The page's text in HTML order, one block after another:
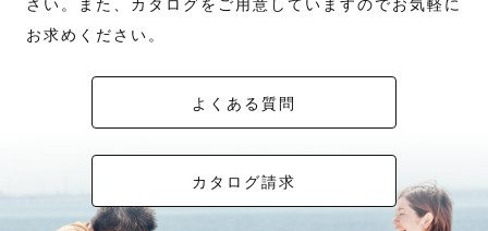
さい。また、カタログをご用意していますのでお気軽に
お求めください。
よくある質問
カタログ請求